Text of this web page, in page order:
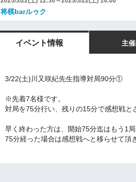
将棋barルゥク
イベント情報 主
3/22(土)川又咲紀先生指導対局90分①
※先着7名様です。
対局を75分行い、残りの15分で感想戦と
早く終わった方は、開始75分迄はもう1局
75分経った場合は感想戦へと移らせて頂